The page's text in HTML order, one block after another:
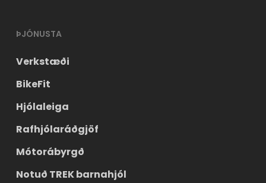
ÞJÓNUSTA
Verkstæði
BikeFit
Hjólaleiga
Rafhjólaráðgjöf
Mótorábyrgð
Notuð TREK barnahjól